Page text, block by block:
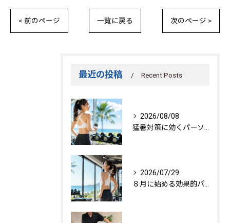
< 前のページ 一覧に戻る 次のページ >
最近の投稿 Recent Posts
2026/08/08
猛暑対策に効くパーソナルトレーニング秘訣
2026/07/29
８月に始める効果的パーソナルトレーニング